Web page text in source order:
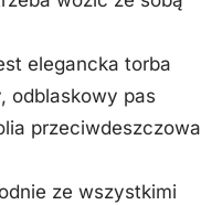
elegancka torba
odblaskowy pas
przeciwdeszczowa
ze wszystkimi